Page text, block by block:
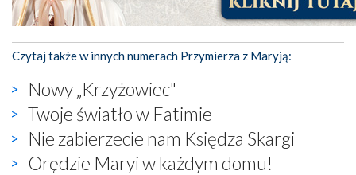
Czytaj także w innych numerach Przymierza z Maryją:
Nowy „Krzyżowiec"
Twoje światło w Fatimie
Nie zabierzecie nam Księdza Skargi
Orędzie Maryi w każdym domu!